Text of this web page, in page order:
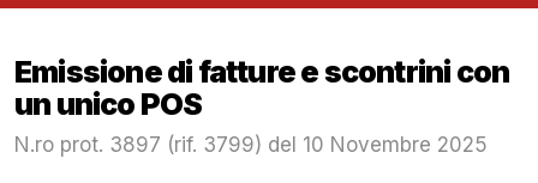
Emissione di fatture e scontrini con
un unico POS
N.ro prot. 3897 (rif. 3799) del 10 Novembre 2025